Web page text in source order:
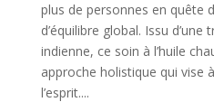
plus de personnes en quête
d’équilibre global. Issu
indienne, ce soin à l’huile
approche holistique qui vise
l’esprit....